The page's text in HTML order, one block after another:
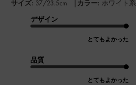
サイズ: 37/23.5cm | カラー: ホワイト系
デザイン
とてもよかった
品質
とてもよかった